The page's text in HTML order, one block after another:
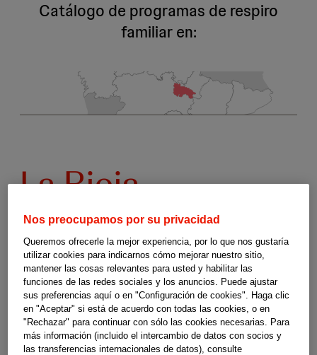
Catálogo de programas de respiro
familiar en:
Programas
de
respiro
familiar
-
La Rioja
Programas de respiro familiar en La Rioja
Estas guías son un material de orientación y apoyo elaborado por
SUPERCUIDADORES para el programa social Cuidopía de las
compañías de Johnson & Johnson en España. No somos responsables
Nos preocupamos por su privacidad
Queremos ofrecerle la mejor experiencia, por lo que nos gustaría
utilizar cookies para indicarnos cómo mejorar nuestro sitio,
mantener las cosas relevantes para usted y habilitar las
funciones de las redes sociales y los anuncios. Puede ajustar
sus preferencias aquí o en "Configuración de cookies". Haga clic
en "Aceptar" si está de acuerdo con todas las cookies, o en
"Rechazar" para continuar con sólo las cookies necesarias. Para
más información (incluido el intercambio de datos con socios y
las transferencias internacionales de datos), consulte